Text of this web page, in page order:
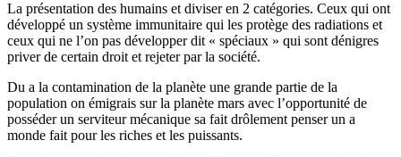
La présentation des humains et diviser en 2 catégories. Ceux qui ont
développé un système immunitaire qui les protège des radiations et
ceux qui ne l’on pas développer dit « spéciaux » qui sont dénigres
priver de certain droit et rejeter par la société.
Du a la contamination de la planète une grande partie de la
population on émigrais sur la planète mars avec l’opportunité de
posséder un serviteur mécanique sa fait drôlement penser un a
monde fait pour les riches et les puissants.